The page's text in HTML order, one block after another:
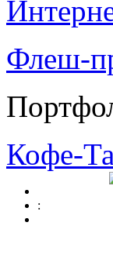
Флеш-
Кофе-
: